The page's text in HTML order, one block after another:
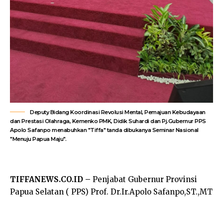
Deputy Bidang Koordinasi Revolusi Mental, Pemajuan Kebudayaan
dan Prestasi Olahraga, Kemenko PMK, Didik Suhardi dan Pj.Gubernur PPS
Apolo Safanpo menabuhkan "Tiffa" tanda dibukanya Seminar Nasional
"Menuju Papua Maju".
TIFFANEWS.CO.ID – Penjabat Gubernur Provinsi
Papua Selatan ( PPS) Prof. Dr.Ir.Apolo Safanpo,ST.,MT